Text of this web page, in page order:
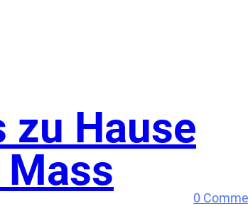
Hause
0